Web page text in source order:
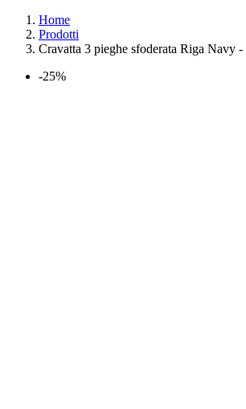
Home
Prodotti
Cravatta 3 pieghe sfoderata Riga Navy
-25%